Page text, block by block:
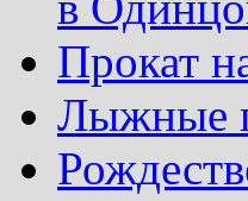
Прокат
Лыжные